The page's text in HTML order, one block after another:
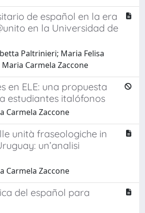
de español en la era
en la Universidad de
Paltrinieri; Maria Felisa
Carmela Zaccone
en ELE: una propuesta
estudiantes italófonos
Carmela Zaccone
unità fraseologiche in
un’analisi
Carmela Zaccone
del español para